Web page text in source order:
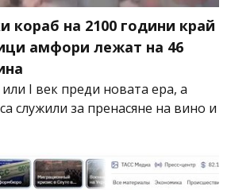
кораб на 2100 години край
амфори лежат на 46
I век преди новата ера, а
служили за пренасяне на вино и